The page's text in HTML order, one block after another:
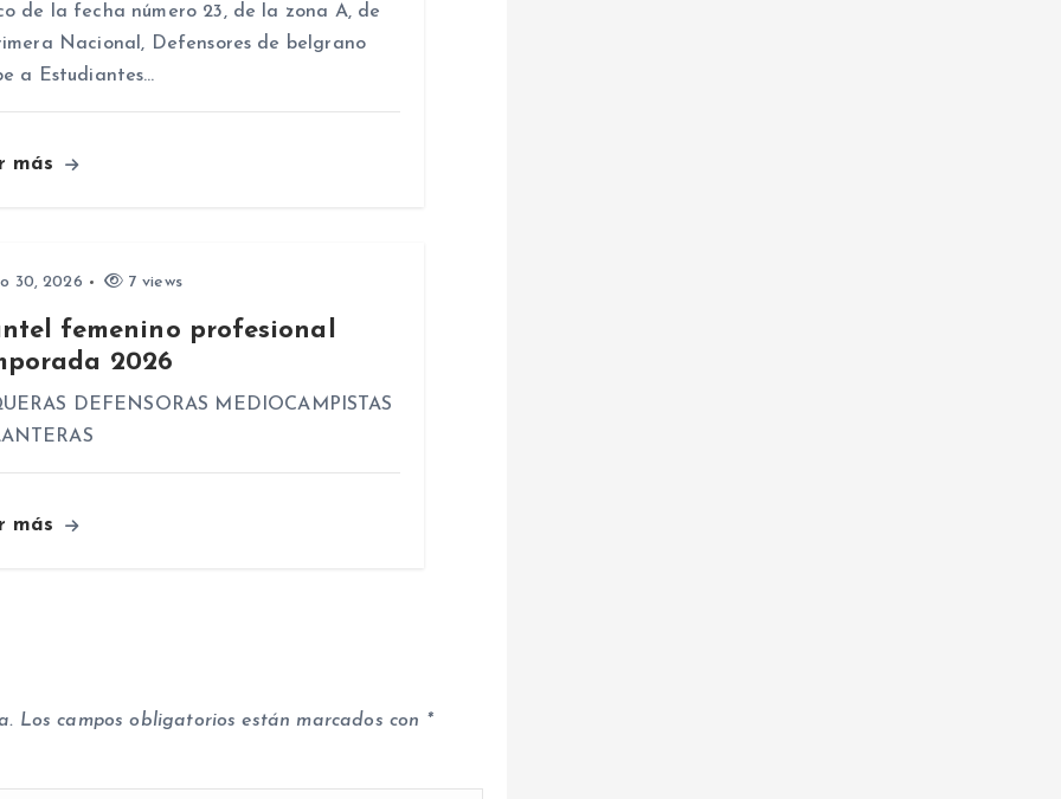
de la fecha número 23, de la zona A, de
Nacional, Defensores de belgrano
a Estudiantes…
más
30, 2026 7 views
femenino profesional
2026
DEFENSORAS MEDIOCAMPISTAS
más
Los campos obligatorios están marcados con *